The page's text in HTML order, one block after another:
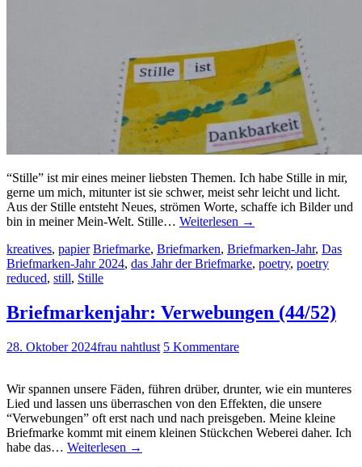
“Stille” ist mir eines meiner liebsten Themen. Ich habe Stille in mir,
gerne um mich, mitunter ist sie schwer, meist sehr leicht und licht.
Aus der Stille entsteht Neues, strömen Worte, schaffe ich Bilder und
bin in meiner Mein-Welt. Stille… Weiterlesen →
kreatives, papier Briefmarke, Briefmarken, Briefmarken-Jahr, Das
Briefmarken-Jahr 2024, das Jahr der Briefmarke, poetry, poetry
reduced, still, Stille
Briefmarkenjahr: Verwebungen (44/52)
28. Oktober 2024frau nahtlust 5 Kommentare
Wir spannen unsere Fäden, führen drüber, drunter, wie ein munteres
Lied und lassen uns überraschen von den Effekten, die unsere
“Verwebungen” oft erst nach und nach preisgeben. Meine kleine
Briefmarke kommt mit einem kleinen Stückchen Weberei daher. Ich
habe das… Weiterlesen →